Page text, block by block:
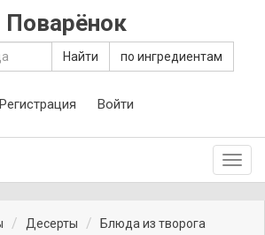
Поварёнок
Найти по ингредиентам
Регистрация Войти
Десерты
Блюда из творога